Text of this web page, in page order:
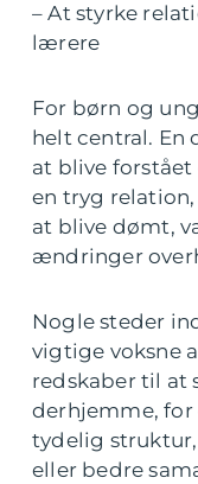
– At styrke
lærere
For børn og
helt central. En
at blive
en tryg
at blive dømt,
ændringer
Nogle steder
vigtige voksne
redskaber til at
derhjemme, for
tydelig
eller bedre